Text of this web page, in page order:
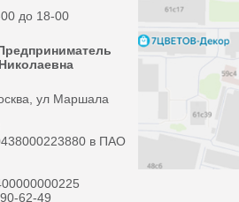
до 18-00
ул Маршала
в ПАО
62-49